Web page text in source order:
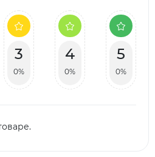
3
0%
4
0%
5
0%